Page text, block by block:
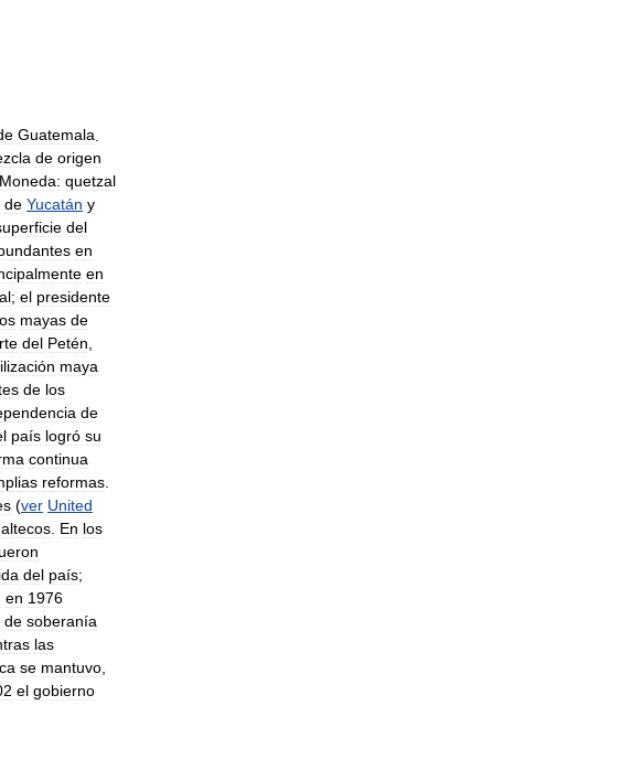
Guatemala
de origen
Moneda: quetzal
de Yucatán y
del
en
en
; el presidente
mayas de
del Petén,
maya
de los
de
país logró su
continua
reformas.
(ver United
. En los
del país;
en 1976
de soberanía
las
se mantuvo,
el gobierno